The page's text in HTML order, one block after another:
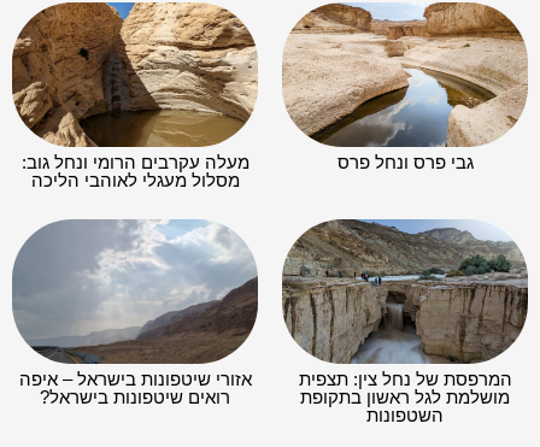
גבי פרס ונחל פרס
מעלה עקרבים הרומי ונחל גוב:
מסלול מעגלי לאוהבי הליכה
המרפסת של נחל צין: תצפית
מושלמת לגל ראשון בתקופת
השטפונות
אזורי שיטפונות בישראל – איפה
רואים שיטפונות בישראל?